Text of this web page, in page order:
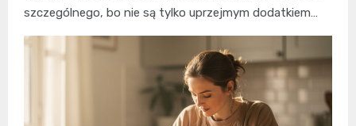
szczególnego, bo nie są tylko uprzejmym dodatkiem…